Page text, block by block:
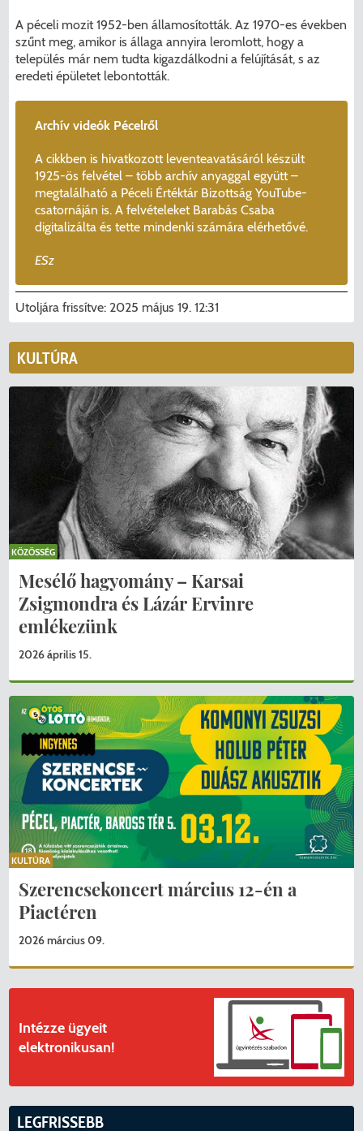
A péceli mozit 1952-ben államosították. Az 1970-es években
szűnt meg, amikor is állaga annyira leromlott, hogy a
település már nem tudta kigazdálkodni a felújítását, s az
eredeti épületet lebontották.
Archív videók Pécelről
A cikkben is hivatkozott leventeavatásáról készült
1925-ös felvétel – több archív anyaggal együtt –
megtalálható a Péceli Értéktár Bizottság YouTube-
csatornáján is. A felvételeket Barabás Csaba
digitalizálta és tette mindenki számára elérhetővé.
ESz
Utoljára frissítve: 2025 május 19. 12:31
KULTÚRA
Mesélő hagyomány – Karsai
Zsigmondra és Lázár Ervinre
emlékezünk
2026 április 15.
KÖZÖSSÉG
Szerencsekoncert március 12-én a
Piactéren
2026 március 09.
KULTÚRA
Intézze ügyeit
elektronikusan!
LEGFRISSEBB
KERESÉS